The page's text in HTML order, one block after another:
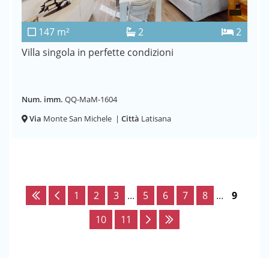
147 m² 2
2
Villa singola in perfette condizioni
Num. imm. QQ-MaM-1604
Via Monte San Michele | Città Latisana
1 2 3 ... 5 6 7 8 ...
9
10
11